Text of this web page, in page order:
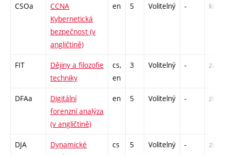
CSOa
CCNA
Kybernetická
bezpečnost (v
angličtině)
en 5 Volitelný - kl
FIT
Dějiny a filozofie
techniky
cs,
en
3 Volitelný - zá
DFAa
Digitální
forenzní analýza
(v angličtině)
en 5 Volitelný - zk
DJA
Dynamické
cs 5 Volitelný - zk